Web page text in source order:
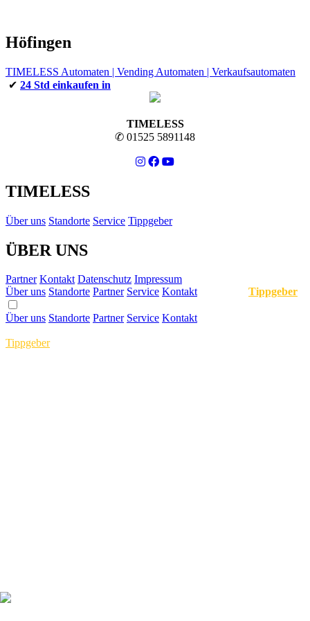
Höfingen
TIMELESS Automaten | Vending Automaten | Verkaufsautomaten
✔ 24 Std einkaufen in
TIMELESS
✆ 01525 5891148
TIMELESS
Über uns Standorte Service Tippgeber
ÜBER UNS
Partner Kontakt Datenschutz Impressum
Über uns Standorte Partner Service Kontakt Tippgeber
Über uns Standorte Partner Service Kontakt
Tippgeber